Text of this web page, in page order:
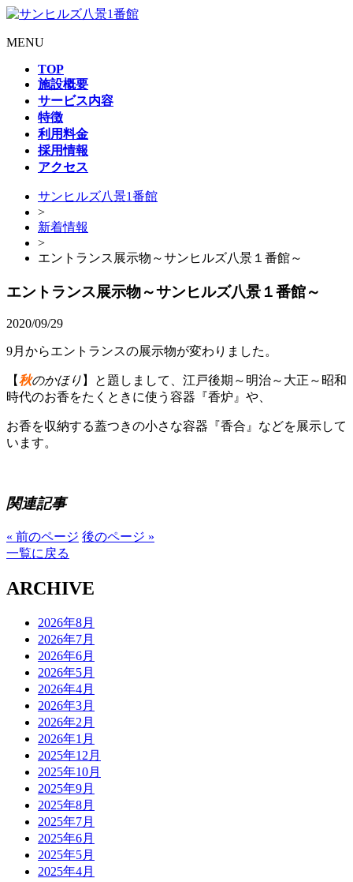
MENU
TOP
施設概要
サービス内容
特徴
利用料金
採用情報
アクセス
サンヒルズ八景1番館
>
新着情報
>
エントランス展示物～サンヒルズ八景１番館～
エントランス展示物～サンヒルズ八景１番館～
2020/09/29
9月からエントランスの展示物が変わりました。
【秋のかほり 】と題しまして、江戸後期～明治～大正～昭和
時代のお香をたくときに使う容器『香炉』や、
お香を収納する蓋つきの小さな容器『香合』などを展示して
います。
関連記事
« 前のページ 後のページ »
一覧に戻る
ARCHIVE
2026年8月
2026年7月
2026年6月
2026年5月
2026年4月
2026年3月
2026年2月
2026年1月
2025年12月
2025年10月
2025年9月
2025年8月
2025年7月
2025年6月
2025年5月
2025年4月